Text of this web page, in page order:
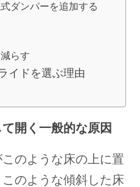
ダンパーを追加する
らす
イドを選ぶ理由
開く一般的な原因
のような床の上に置
のような傾斜した床